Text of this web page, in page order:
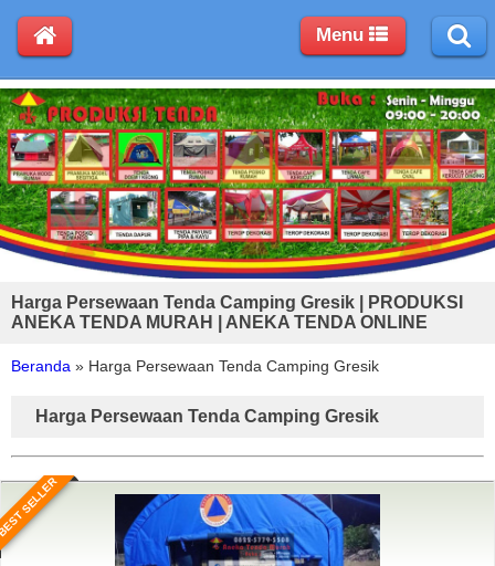
Harga Persewaan Tenda Camping Gresik | PRODUKSI
ANEKA TENDA MURAH | ANEKA TENDA ONLINE
Beranda » Harga Persewaan Tenda Camping Gresik
Harga Persewaan Tenda Camping Gresik
SELLER
Menu